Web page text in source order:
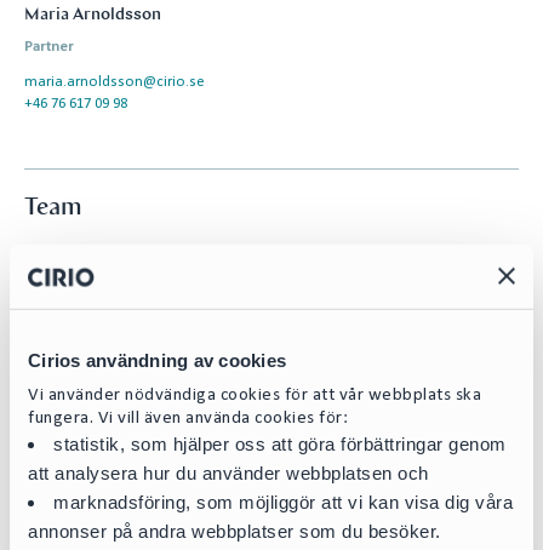
Cirios användning av cookies
Vi använder nödvändiga cookies för att vår webbplats ska
fungera. Vi vill även använda cookies för:
statistik, som hjälper oss att göra förbättringar genom
att analysera hur du använder webbplatsen och
marknadsföring, som möjliggör att vi kan visa dig våra
annonser på andra webbplatser som du besöker.
Maria Arnoldsson
Partner
maria.arnoldsson@cirio.se
+46 76 617 09 98
Team